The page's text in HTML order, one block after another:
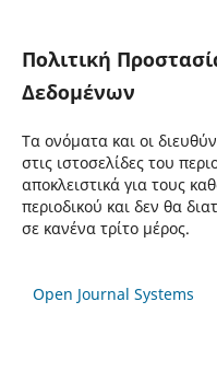
Πολιτική
Δεδομένων
Τα ονόματα και οι
στις ιστοσελίδες του
αποκλειστικά για τους
περιοδικού και δεν θα
σε κανένα τρίτο μέρος.
Open Journal Systems